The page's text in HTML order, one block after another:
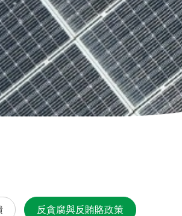
反貪腐與反賄賂政策